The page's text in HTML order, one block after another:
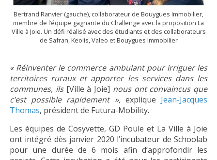
Bertrand Ranvier (gauche), collaborateur de Bouygues Immobilier,
membre de l’équipe gagnante du Challenge avec la proposition La
Ville à Joie. Un défi réalisé avec des étudiants et des collaborateurs
de Safran, Keolis, Valeo et Bouygues Immobilier
« Réinventer le commerce ambulant pour irriguer les
territoires ruraux et apporter les services dans les
communes, ils[Ville à Joie] nous ont convaincus que
c’est possible rapidement », explique Jean-Jacques
Thomas, président de Futura-Mobility.
Les équipes de Cosyvette, GD Poule et La Ville à Joie
ont intégré dès janvier 2020 l’incubateur de Schoolab
pour une durée de 6 mois afin d’approfondir les